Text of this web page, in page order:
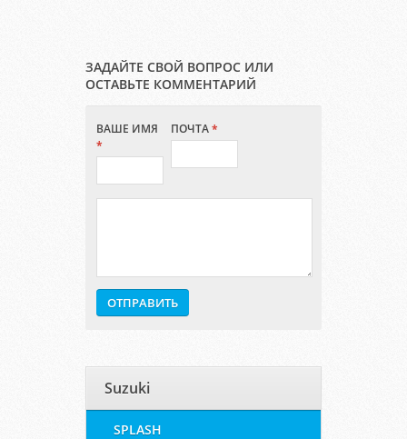
ЗАДАЙТЕ СВОЙ ВОПРОС ИЛИ
ОСТАВЬТЕ КОММЕНТАРИЙ
ВАШЕ ИМЯ
*
ПОЧТА*
Suzuki
SPLASH